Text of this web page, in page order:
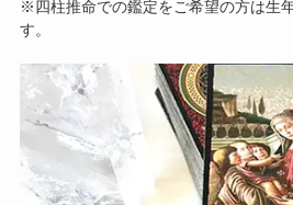
※四柱推命での鑑定をご希望の方は生
す。